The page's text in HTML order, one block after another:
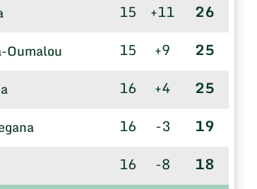
15 +11 26
15 +9 25
16 +4 25
16 -3 19
16 -8 18